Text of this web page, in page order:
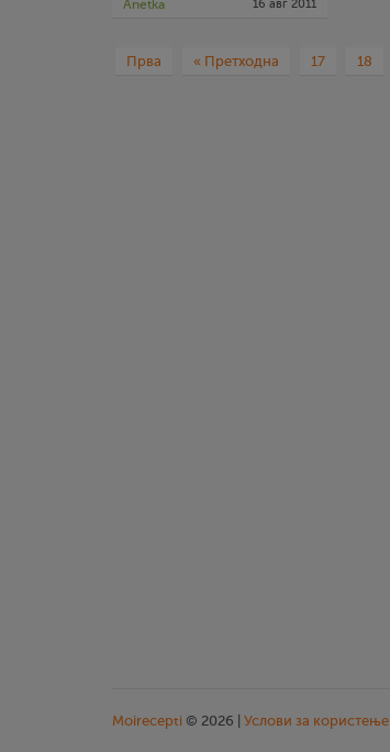
Anetka 16 авг 2011
Прва « Претходна 17 18
Moirecepti © 2026 | Услови за користење